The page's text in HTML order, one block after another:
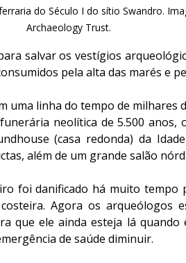
do Século I do sítio Swandro.
Archaeology Trust.
salvar os vestígios
pela alta das marés e
uma linha do tempo de milhares
neolítica de 5.500 anos,
(casa redonda) da
além de um grande salão
foi danificado há muito tempo
Agora os arqueólogos
que ele ainda esteja lá quando
de saúde diminuir.